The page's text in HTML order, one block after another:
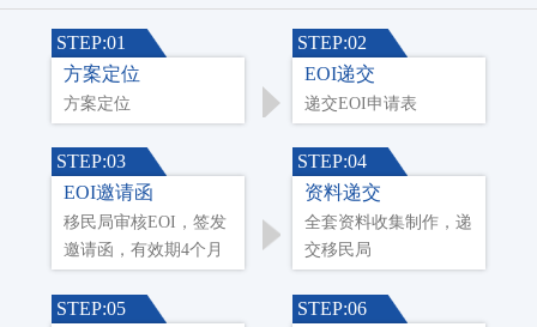
STEP:01
方案定位
方案定位
STEP:02
EOI递交
递交EOI申请表
STEP:03
EOI邀请函
移民局审核EOI，签发
邀请函，有效期4个月
STEP:04
资料递交
全套资料收集制作，递
交移民局
STEP:05
STEP:06